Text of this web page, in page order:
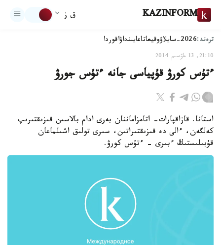
KAZINFORM ق ز
ترەند:2026-سايلاۋ وقيعاتاعايىنداۋاقوردا
21:10, 13 ماۋسىم 2014
ءتۇس كورۋ قۇپياسى جانە ءتۇس جورۋ
استانا. قازاقپارات- اتامزاماننان بەرى ادام بالاسىن قىزىقتىرىپ
كەلگەن، ءالى دە قىزىقتىراتىن، سىرى تولىق اشىلماعان
قۇبىلىستىڭ ءبىرى - ءتۇس كورۋ.